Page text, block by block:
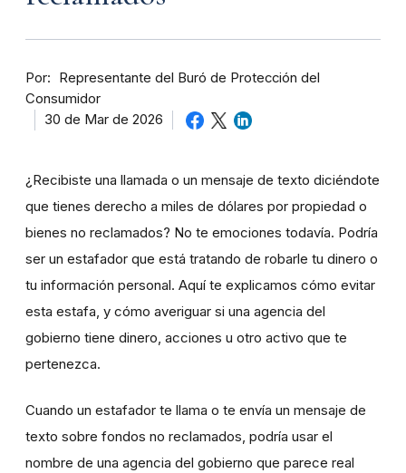
Por
Representante del Buró de Protección del
Consumidor
30 de Mar de 2026
¿Recibiste una llamada o un mensaje de texto diciéndote
que tienes derecho a miles de dólares por propiedad o
bienes no reclamados? No te emociones todavía. Podría
ser un estafador que está tratando de robarle tu dinero o
tu información personal. Aquí te explicamos cómo evitar
esta estafa, y cómo averiguar si una agencia del
gobierno tiene dinero, acciones u otro activo que te
pertenezca.
Cuando un estafador te llama o te envía un mensaje de
texto sobre fondos no reclamados, podría usar el
nombre de una agencia del gobierno que parece real